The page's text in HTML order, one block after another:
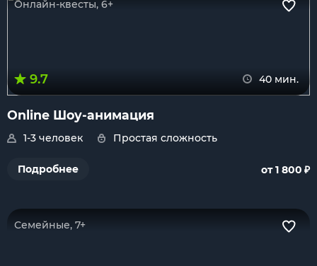
Онлайн-квесты, 6+
9.7 40 мин.
Online Шоу-анимация
1-3 человек Простая сложность
Подробнее от 1 800 ₽
Семейные, 7+